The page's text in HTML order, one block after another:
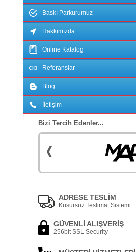
Baskı Parkurumuz
Hakkımızda
Online Katalog
Referanslar
Blog
İletişim
Bizi Tercih Edenler...
ADRESE TESLİM
Kusursuz Teslimat Sistemi
GÜVENLİ ALIŞVERİŞ
256bit SSL Security